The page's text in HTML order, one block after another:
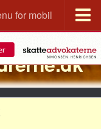
for mobil